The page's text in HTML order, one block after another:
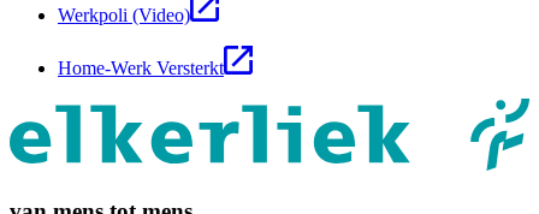
Werkpoli (Video)
Home-Werk Versterkt